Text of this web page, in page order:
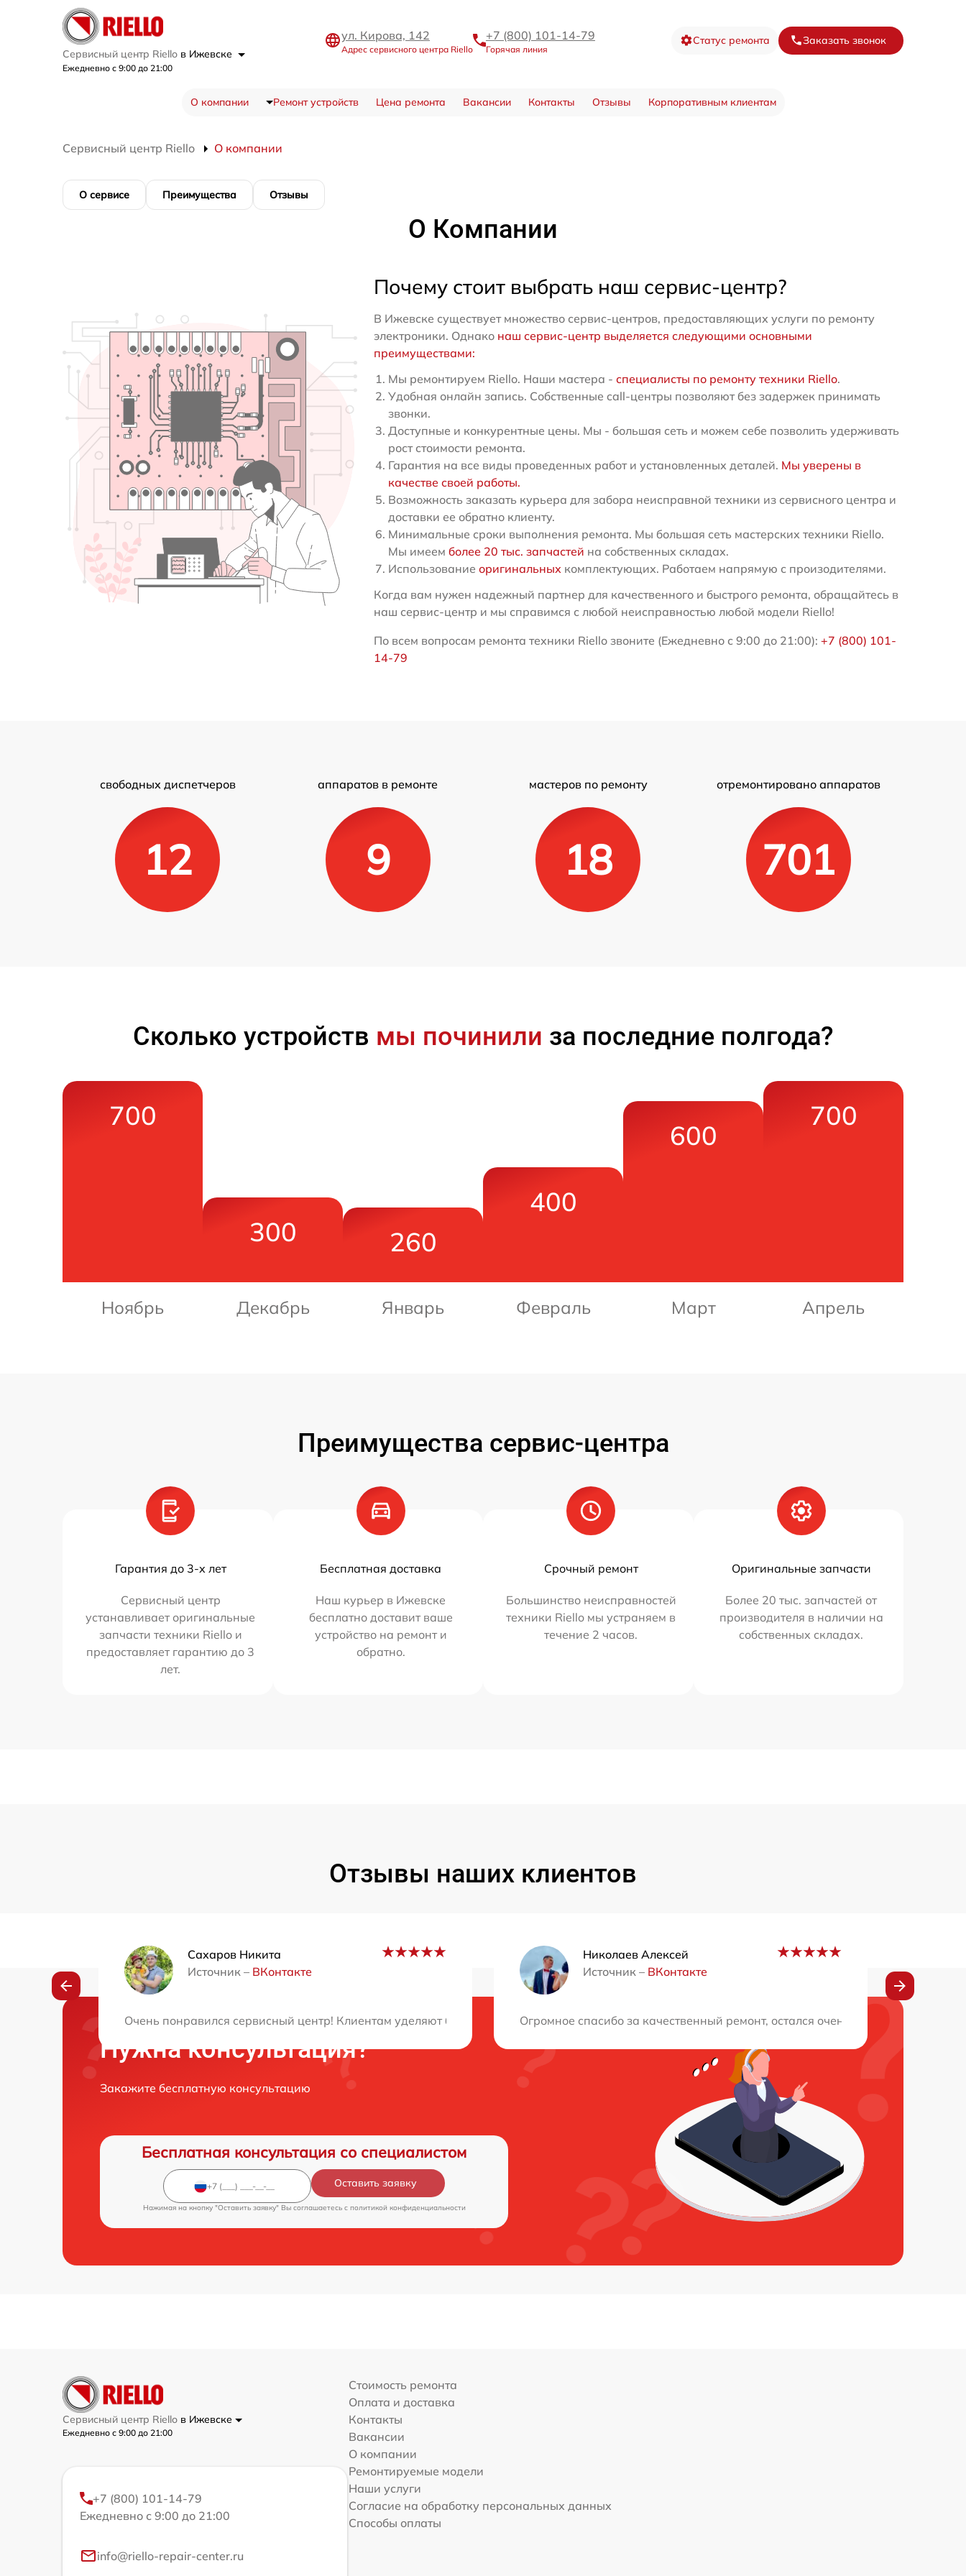
Сервисный центр Riello в Ижевске
Ежедневно с 9:00 до 21:00
ул. Кирова, 142
Адрес сервисного центра Riello
+7 (800) 101-14-79
Горячая линия
Статус ремонта Заказать звонок
О компании Ремонт устройств Цена ремонта Вакансии Контакты Отзывы Корпоративным клиентам
Сервисный центр Riello О компании
О сервисе Преимущества Отзывы
О Компании
Почему стоит выбрать наш сервис-центр?
В Ижевске существует множество сервис-центров, предоставляющих услуги по ремонту
электроники. Однако наш сервис-центр выделяется следующими основными
преимуществами:
Мы ремонтируем Riello. Наши мастера - специалисты по ремонту техники Riello.
Удобная онлайн запись. Собственные call-центры позволяют без задержек принимать
звонки.
Доступные и конкурентные цены. Мы - большая сеть и можем себе позволить удерживать
рост стоимости ремонта.
Гарантия на все виды проведенных работ и установленных деталей. Мы уверены в
качестве своей работы.
Возможность заказать курьера для забора неисправной техники из сервисного центра и
доставки ее обратно клиенту.
Минимальные сроки выполнения ремонта. Мы большая сеть мастерских техники Riello.
Мы имеем более 20 тыс. запчастей на собственных складах.
Использование оригинальных комплектующих. Работаем напрямую с произодителями.
Когда вам нужен надежный партнер для качественного и быстрого ремонта, обращайтесь в
наш сервис-центр и мы справимся с любой неисправностью любой модели Riello!
По всем вопросам ремонта техники Riello звоните (Ежедневно с 9:00 до 21:00): +7 (800) 101-
14-79
свободных диспетчеров
12
аппаратов в ремонте
9
мастеров по ремонту
18
отремонтировано аппаратов
701
Сколько устройств мы починили за последние полгода?
700
Ноябрь
300
Декабрь
260
Январь
400
Февраль
600
Март
700
Апрель
Преимущества сервис-центра
Гарантия до 3-х лет
Сервисный центр
устанавливает оригинальные
запчасти техники Riello и
предоставляет гарантию до 3
лет.
Бесплатная доставка
Наш курьер в Ижевске
бесплатно доставит ваше
устройство на ремонт и
обратно.
Срочный ремонт
Большинство неисправностей
техники Riello мы устраняем в
течение 2 часов.
Оригинальные запчасти
Более 20 тыс. запчастей от
производителя в наличии на
собственных складах.
Отзывы наших клиентов
Сахаров Никита
Источник – ВКонтакте
Очень понравился сервисный центр! Клиентам уделяют большое внимание, всегда готовы помочь. Цены умеренные, качество работы отличное.
Николаев Алексей
Источник – ВКонтакте
Огромное спасибо за качественный ремонт, остался очень доволен! Вы
Нужна консультация?
Закажите бесплатную консультацию
Бесплатная консультация со специалистом
Оставить заявку
Нажимая на кнопку "Оставить заявку" Вы соглашаетесь c политикой конфиденциальности
Сервисный центр Riello в Ижевске
Ежедневно с 9:00 до 21:00
+7 (800) 101-14-79
Ежедневно с 9:00 до 21:00
info@riello-repair-center.ru
Стоимость ремонта
Оплата и доставка
Контакты
Вакансии
О компании
Ремонтируемые модели
Наши услуги
Согласие на обработку персональных данных
Способы оплаты